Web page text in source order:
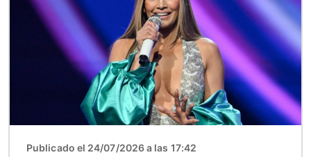
Publicado el 24/07/2026 a las 17:42